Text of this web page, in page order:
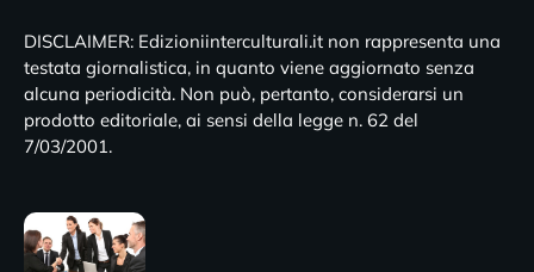
DISCLAIMER: Edizioniinterculturali.it non rappresenta una
testata giornalistica, in quanto viene aggiornato senza
alcuna periodicità. Non può, pertanto, considerarsi un
prodotto editoriale, ai sensi della legge n. 62 del
7/03/2001.